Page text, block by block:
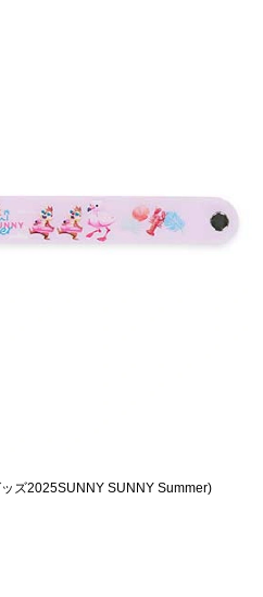
ズ2025SUNNY SUNNY Summer)